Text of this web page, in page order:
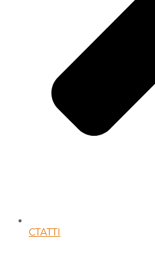
СТАТТІ